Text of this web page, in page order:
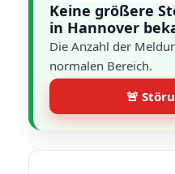
Keine größere
in Hannover
Die Anzahl der
normalen Bereich.
🚨